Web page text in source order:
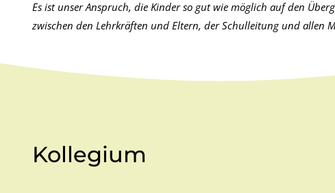
Es ist unser Anspruch, die Kinder so gut wie möglich auf den
zwischen den Lehrkräften und Eltern, der Schulleitung und allen
Kollegium